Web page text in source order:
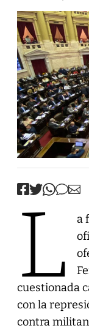
L
a
cuestionada
con la
contra